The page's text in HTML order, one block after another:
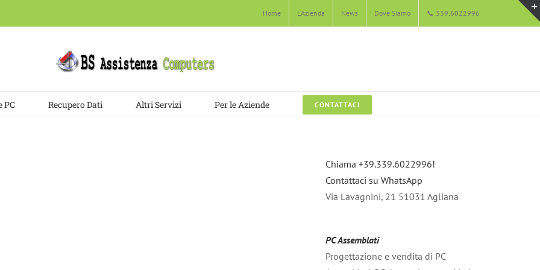
Home L’Azienda News Dove Siamo 📞 339.6022996
PC Recupero Dati Altri Servizi Per le Aziende CONTATTACI
Chiama +39.339.6022996!
Contattaci su WhatsApp
Via Lavagnini, 21 51031 Agliana
PC Assemblati
Progettazione e vendita di PC